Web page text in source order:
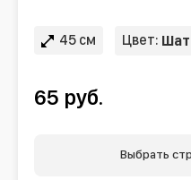
45 см Цвет:
65 руб.
Выбрать